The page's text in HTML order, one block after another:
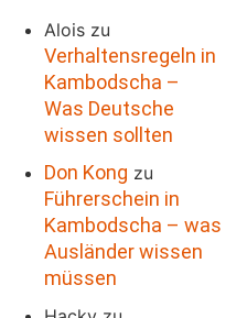
Alois zu
Verhaltensregeln in
Kambodscha –
Was Deutsche
wissen sollten
Don Kong zu
Führerschein in
Kambodscha – was
Ausländer wissen
müssen